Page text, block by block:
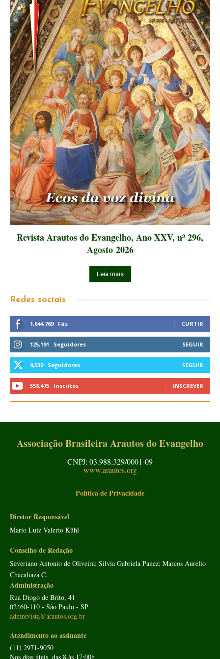
Revista Arautos do Evangelho, Ano XXV, nº 296,
Agosto 2026
Leia mais
Redes sociais
1,644,769 Fãs CURTIR
125,191 Seguidores SEGUIR
9,530 Seguidores SEGUIR
558,475 Inscritos INSCREVER
Associação Brasileira Arautos do Evangelho
CNPJ: 03.988.329/0001-09
www.arautos.org
Política de Privacidade
Diretor Responsável
Mario Luiz Valerio Kühl
Conselho de Redação
Severiano Antonio de Oliveira; Silvia Gabriela Panez; Marcos Aurelio
Chacaliaza C.
Administração
Rua Diogo de Brito, 41
02460-110 - São Paulo - SP
admrevista@arautos.org.br
Atendimento ao assinante
(11) 2971-9050
Nos dias úteis, das 8 às 17:00h